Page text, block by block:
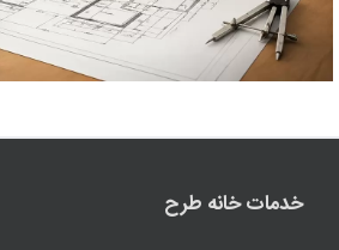
خدمات خانه طرح